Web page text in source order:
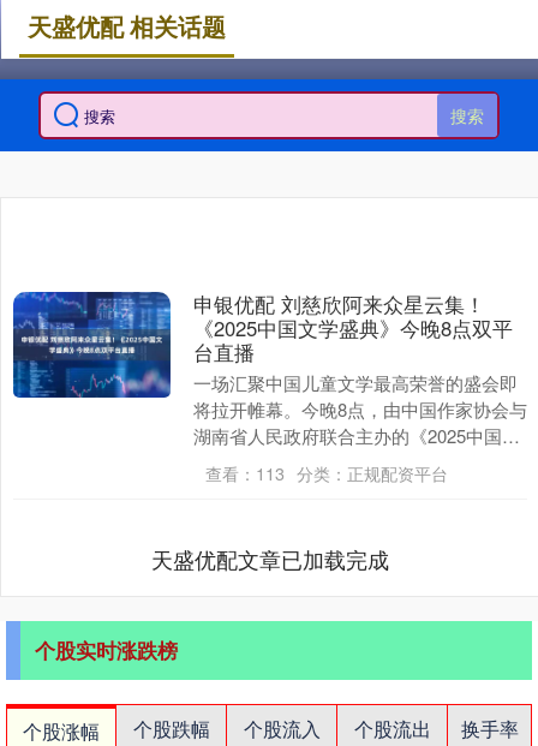
搜索
天盛优配 相关话题
申银优配 刘慈欣阿来众星云集！
《2025中国文学盛典》今晚8点双平
台直播
一场汇聚中国儿童文学最高荣誉的盛会即
将拉开帷幕。今晚8点，由中国作家协会与
湖南省人民政府联合主办的《2025中国文
学盛典·儿童文学奖之夜》将在湖南卫视、
芒果TV....
查看： 113 分类： 正规配资平台
天盛优配文章已加载完成
个股实时涨跌榜
个股涨幅 个股跌幅 个股流入 个股流出
换手率